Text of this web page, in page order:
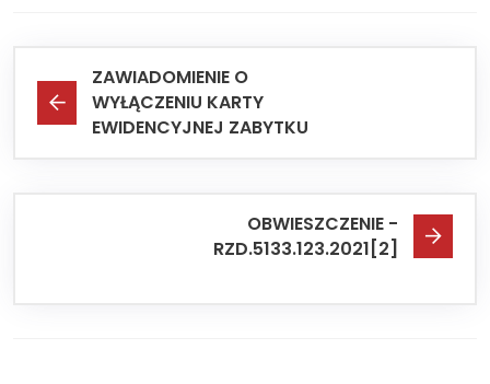
ZAWIADOMIENIE O
WYŁĄCZENIU KARTY
EWIDENCYJNEJ ZABYTKU
OBWIESZCZENIE -
RZD.5133.123.2021[2]